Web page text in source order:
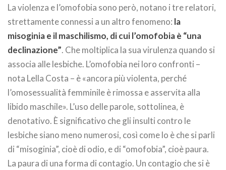
La violenza e l’omofobia sono però, notano i tre relatori,
strettamente connessi a un altro fenomeno: la
misoginia e il maschilismo, di cui l’omofobia è “una
declinazione”. Che moltiplica la sua virulenza quando si
associa alle lesbiche. L’omofobia nei loro confronti –
nota Lella Costa – è «ancora più violenta, perché
l’omosessualità femminile è rimossa e asservita alla
libido maschile». L’uso delle parole, sottolinea, è
denotativo. È significativo che gli insulti contro le
lesbiche siano meno numerosi, così come lo è che si parli
di “misoginia”, cioè di odio, e di “omofobia”, cioè paura.
La paura di una forma di contagio. Un contagio che si è